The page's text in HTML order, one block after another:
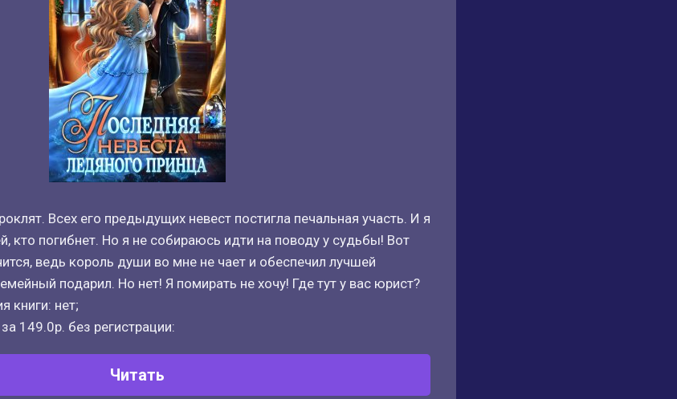
Всех его предыдущих невест постигла печальная участь. И я
кто погибнет. Но я не собираюсь идти на поводу у судьбы! Вот
ведь король души во мне не чает и обеспечил лучшей
подарил. Но нет! Я помирать не хочу! Где тут у вас юрист?
книги: нет;
149.0р. без регистрации:
Читать